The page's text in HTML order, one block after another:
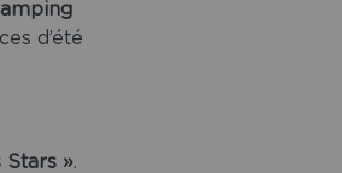
d’été
Stars ».